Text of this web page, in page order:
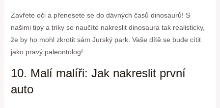
Zavřete oči a přenesete se do dávných časů dinosaurů! S
našimi tipy a triky se naučíte nakreslit dinosaura tak realisticky,
že by ho mohl zkrotit sám Jurský park. Vaše dítě se bude cítit
jako pravý paleontolog!
10. Malí malíři: Jak nakreslit první
auto